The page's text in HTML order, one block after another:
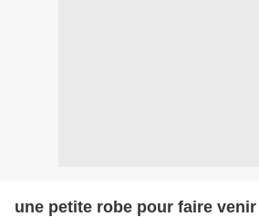
une petite robe pour faire